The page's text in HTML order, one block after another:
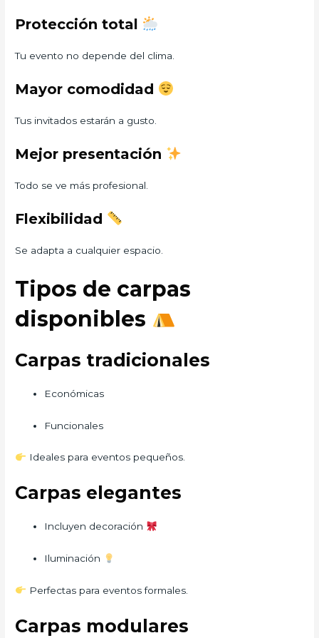
Protección total
Tu evento no depende del clima.
Mayor comodidad
Tus invitados estarán a gusto.
Mejor presentación
Todo se ve más profesional.
Flexibilidad
Se adapta a cualquier espacio.
Tipos de carpas
disponibles
Carpas tradicionales
Económicas
Funcionales
Ideales para eventos pequeños.
Carpas elegantes
Incluyen decoración
Iluminación
Perfectas para eventos formales.
Carpas modulares